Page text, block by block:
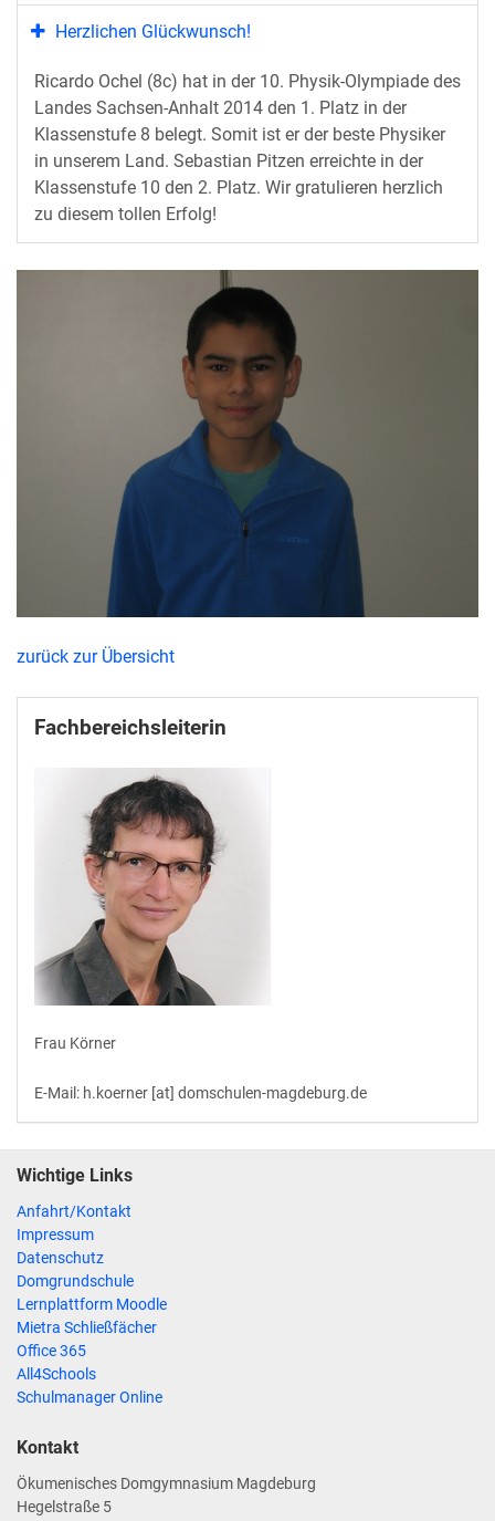
Herzlichen Glückwunsch!
Ricardo Ochel (8c) hat in der 10. Physik-Olympiade des
Landes Sachsen-Anhalt 2014 den 1. Platz in der
Klassenstufe 8 belegt. Somit ist er der beste Physiker
in unserem Land. Sebastian Pitzen erreichte in der
Klassenstufe 10 den 2. Platz. Wir gratulieren herzlich
zu diesem tollen Erfolg!
zurück zur Übersicht
Fachbereichsleiterin
Frau Körner
E-Mail: h.koerner [at] domschulen-magdeburg.de
Wichtige Links
Anfahrt/Kontakt
Impressum
Datenschutz
Domgrundschule
Lernplattform Moodle
Mietra Schließfächer
Office 365
All4Schools
Schulmanager Online
Kontakt
Ökumenisches Domgymnasium Magdeburg
Hegelstraße 5